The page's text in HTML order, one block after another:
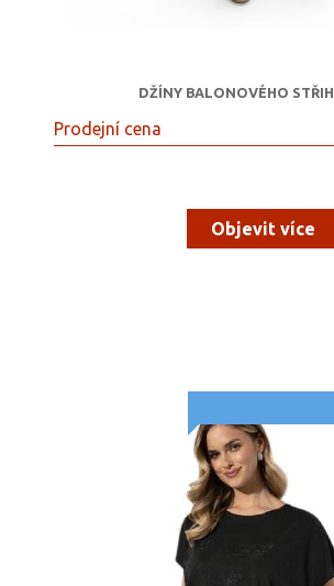
DŽÍNY BALONOVÉHO
Prodejní cena
Objevit více